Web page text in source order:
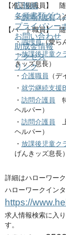
広報紙
各種書類ダウ
プライバシー
お問い合わせ
助成金情報
アクセス
リンク
【准正規職員】
・訪問介護員（
【パート職員】
・調理員（愛ら
・放課後児童ク
きッズ息長）
・ 介護職員
（
・ 就労継続支援
・ 訪問介護員
ヘルパー）
・ 訪問介護員
ヘルパー）
・ 放課後児童ク
げんきッズ息長）
詳細はハローワー
ハローワークイン
https://
求人情報検索に入
す。